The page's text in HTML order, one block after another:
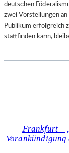
deutschen
zwei Vorstellungen
Publikum erfolgreich
stattfinden kann,
Frankfurt –